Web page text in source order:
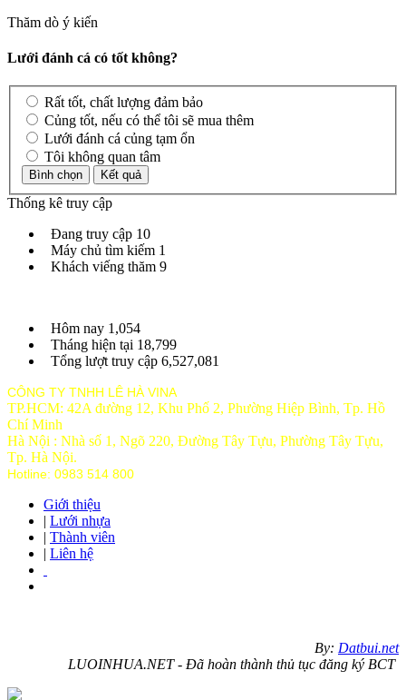
Thăm dò ý kiến
Lưới đánh cá có tốt không?
Rất tốt, chất lượng đảm bảo
Củng tốt, nếu có thể tôi sẽ mua thêm
Lưới đánh cá củng tạm ổn
Tôi không quan tâm
Thống kê truy cập
Đang truy cập 10
Máy chủ tìm kiếm 1
Khách viếng thăm 9
Hôm nay 1,054
Tháng hiện tại 18,799
Tổng lượt truy cập 6,527,081
CÔNG TY TNHH LÊ HÀ VINA
TP.HCM: 42A đường 12, Khu Phố 2, Phường Hiệp Bình, Tp. Hồ
Chí Minh
Hà Nội : Nhà số 1, Ngõ 220, Đường Tây Tựu, Phường Tây Tựu,
Tp. Hà Nội.
Hotline: 0983 514 800
Giới thiệu
| Lưới nhựa
| Thành viên
| Liên hệ
By: Datbui.net
LUOINHUA.NET - Đã hoàn thành thủ tục đăng ký BCT